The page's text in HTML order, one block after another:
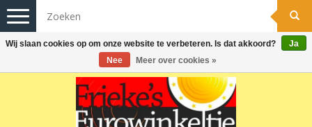
Toggle
navigation
Wij slaan cookies op om onze website te verbeteren. Is dat akkoord?
Ja
Nee
Meer over cookies »